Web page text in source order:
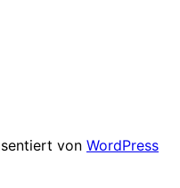
von WordPress